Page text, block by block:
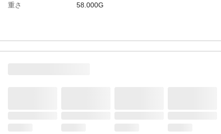
重さ
58.000G